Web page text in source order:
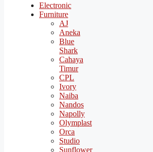
Electronic
Furniture
AJ
Aneka
Blue
Shark
Cahaya
Timur
CPL
Ivory
Naiba
Nandos
Napolly
Olymplast
Orca
Studio
Sunflower